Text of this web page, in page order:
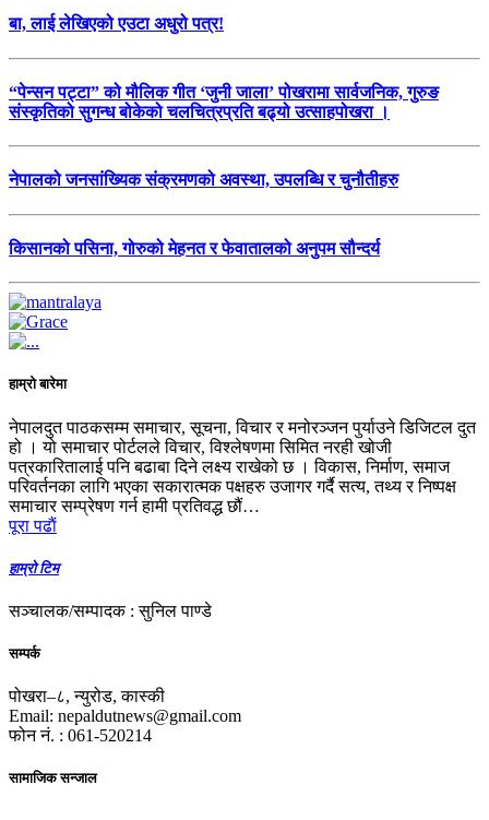
बा, लाई लेखिएको एउटा अधुरो पत्र!
“पेन्सन पट्टा” को मौलिक गीत ‘जुनी जाला’ पोखरामा सार्वजनिक, गुरुङ
संस्कृतिको सुगन्ध बोकेको चलचित्रप्रति बढ्यो उत्साहपोखरा ।
नेपालको जनसांख्यिक संक्रमणको अवस्था, उपलब्धि र चुनौतीहरु
किसानको पसिना, गोरुको मेहनत र फेवातालको अनुपम सौन्दर्य
हाम्रो बारेमा
नेपालदुत पाठकसम्म समाचार, सूचना, विचार र मनोरञ्जन पुर्याउने डिजिटल दुत
हो । यो समाचार पोर्टलले विचार, विश्लेषणमा सिमित नरही खोजी
पत्रकारितालाई पनि बढाबा दिने लक्ष्य राखेको छ । विकास, निर्माण, समाज
परिवर्तनका लागि भएका सकारात्मक पक्षहरु उजागर गर्दै सत्य, तथ्य र निष्पक्ष
समाचार सम्प्रेषण गर्न हामी प्रतिवद्ध छौं…
पूरा पढाैं
हाम्रो टिम
सञ्चालक/सम्पादक : सुनिल पाण्डे
सम्पर्क
पोखरा–८, न्युरोड, कास्की
Email: nepaldutnews@gmail.com
फोन नं. : 061-520214
सामाजिक सन्जाल